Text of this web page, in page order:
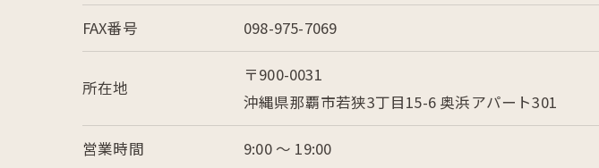
FAX番号 098-975-7069
所在地
〒900-0031
沖縄県那覇市若狭3丁目15-6 奥浜アパート301
営業時間 9:00 〜 19:00